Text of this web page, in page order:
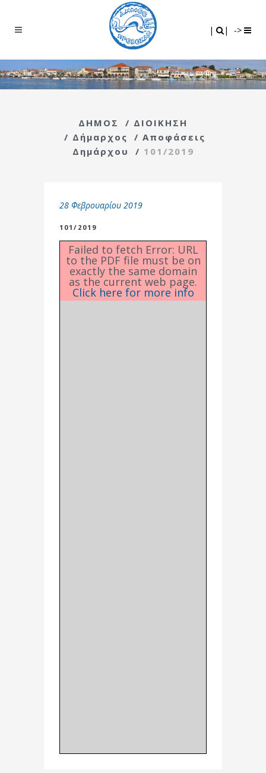
| | ->
ΔΗΜΟΣ / ΔΙΟΙΚΗΣΗ
/ Δήμαρχος / Αποφάσεις
Δημάρχου
/ 101/2019
28 Φεβρουαρίου 2019
101/2019
Failed to fetch Error: URL
to the PDF file must be on
exactly the same domain
as the current web page.
Click here for more info